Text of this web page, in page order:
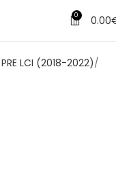
0 0.00
LCI (2018-2022)